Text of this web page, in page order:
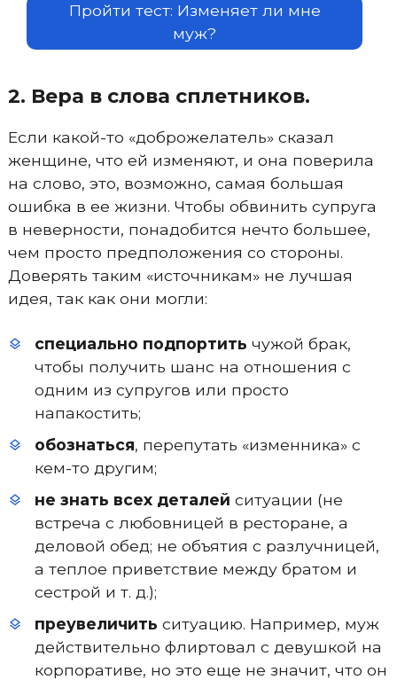
Пройти тест: Изменяет ли мне
муж?
2. Вера в слова сплетников.
Если какой-то «доброжелатель» сказал
женщине, что ей изменяют, и она поверила
на слово, это, возможно, самая большая
ошибка в ее жизни. Чтобы обвинить супруга
в неверности, понадобится нечто большее,
чем просто предположения со стороны.
Доверять таким «источникам» не лучшая
идея, так как они могли:
специально подпортить чужой брак,
чтобы получить шанс на отношения с
одним из супругов или просто
напакостить;
обознаться, перепутать «изменника» с
кем-то другим;
не знать всех деталей ситуации (не
встреча с любовницей в ресторане, а
деловой обед; не объятия с разлучницей,
а теплое приветствие между братом и
сестрой и т. д.);
преувеличить ситуацию. Например, муж
действительно флиртовал с девушкой на
корпоративе, но это еще не значит, что он